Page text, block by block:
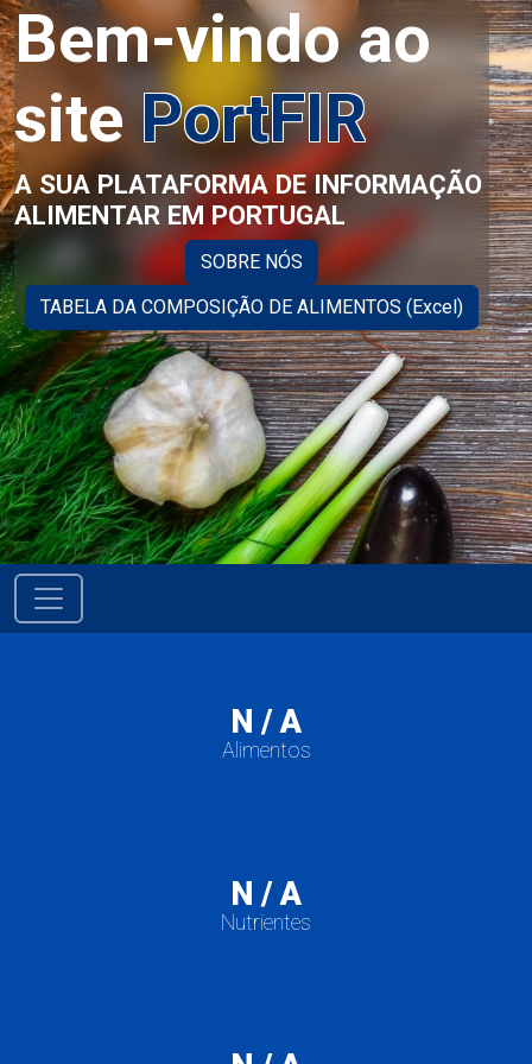
Bem-vindo ao
sitePortFIR
A SUA PLATAFORMA DE INFORMAÇÃO
ALIMENTAR EM PORTUGAL
SOBRE NÓS
TABELA DA COMPOSIÇÃO DE ALIMENTOS (Excel)
Saltar para o conteúdo
Navegação principal
N / A
Alimentos
N / A
Nutrientes